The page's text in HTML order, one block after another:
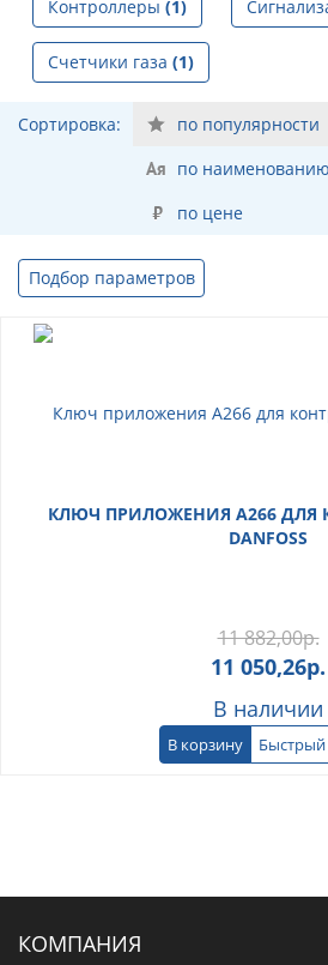
Контроллеры (1)
Счетчики газа (1)
Сортировка:
по популярности
по наименованию
по цене
Подбор параметров
КЛЮЧ ПРИЛОЖЕНИЯ A266 ДЛЯ
DANFOSS
11 882,00р.
11 050,26р.
В наличии
В корзину Быстрый
КОМПАНИЯ